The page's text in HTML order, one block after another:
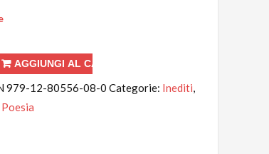
AGGIUNGI AL CARRELLO
979-12-80556-08-0 Categorie: Inediti,
Poesia